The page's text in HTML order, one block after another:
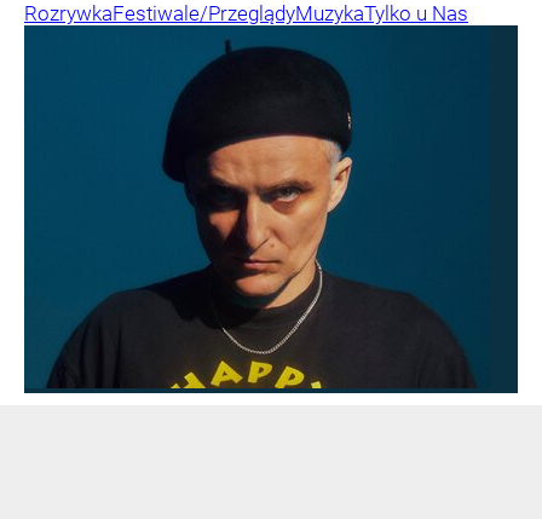
RozrywkaFestiwale/PrzeglądyMuzykaTylko u Nas